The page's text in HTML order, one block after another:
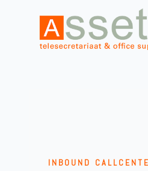
INBOUND